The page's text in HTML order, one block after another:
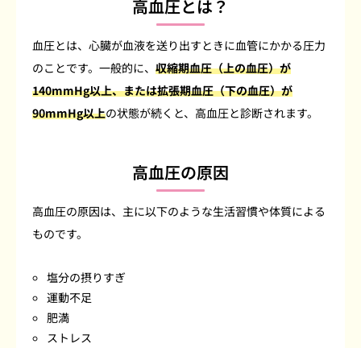
高血圧とは？
血圧とは、心臓が血液を送り出すときに血管にかかる圧力
のことです。一般的に、 収縮期血圧（上の血圧）が
140mmHg以上、または拡張期血圧（下の血圧）が
90mmHg以上の状態が続くと、高血圧と診断されます。
高血圧の原因
高血圧の原因は、主に以下のような生活習慣や体質による
ものです。
塩分の摂りすぎ
運動不足
肥満
ストレス